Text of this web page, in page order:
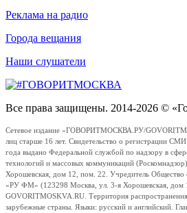
Реклама на радио
Города вещания
Наши слушатели
Все права защищены. 2014-2026 ©
Сетевое издание «ГОВОРИТМОСКВА.РУ/
лиц старше 16 лет. Свидетельство о регистрации
года выдано Федеральной службой по надзору в
технологий и массовых коммуникаций
Хорошевская, дом 12, пом. 22. Учредитель Общество
«РУ ФМ» (123298 Москва, ул. 3-я Хорошевская, дом
GOVORITMOSKVA.RU. Территория
зарубежные страны. Языки: русский и английский.